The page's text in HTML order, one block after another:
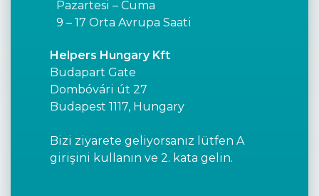
Pazartesi – Cuma
9 – 17 Orta Avrupa Saati
Helpers Hungary Kft
Budapart Gate
Dombóvári út 27
Budapest 1117, Hungary
Bizi ziyarete geliyorsanız lütfen A
girişini kullanın ve 2. kata gelin.